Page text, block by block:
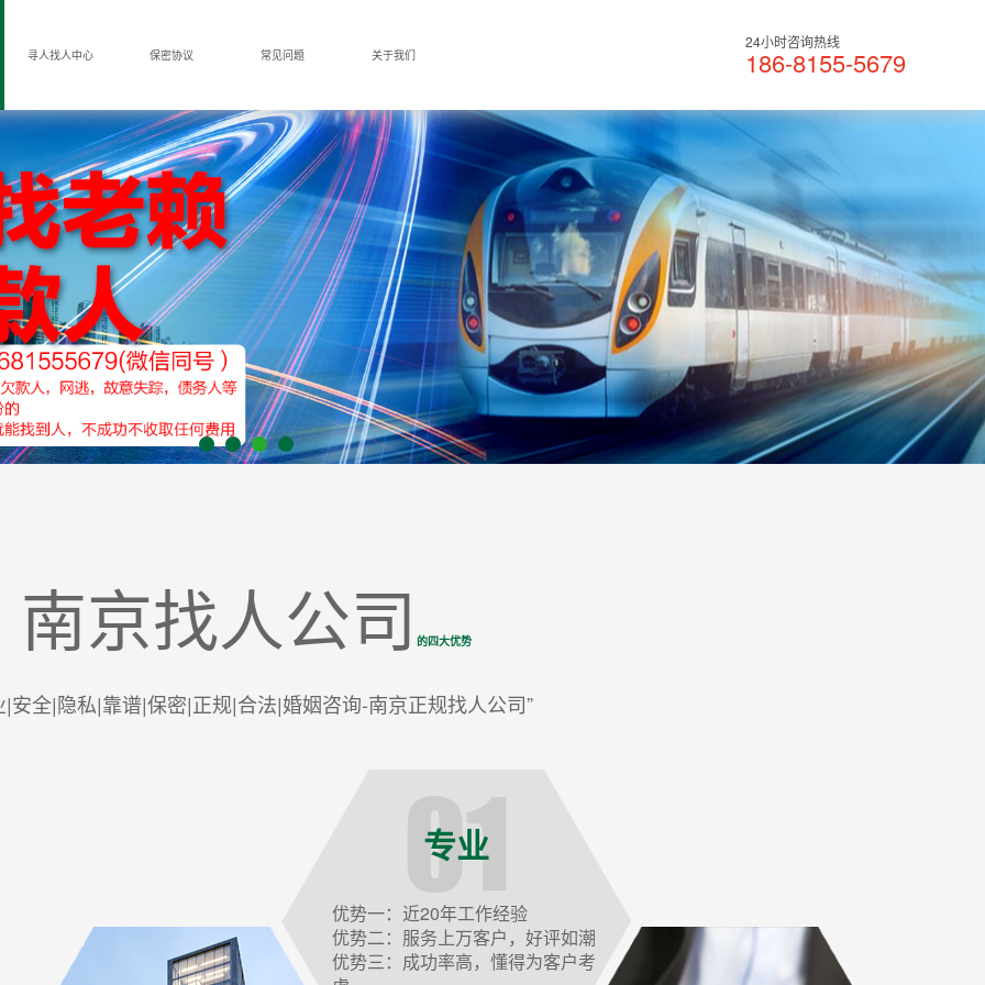
寻人找人中心 保密协议 常见问题 关于我们
24小时咨询热线
186-8155-5679
南京找人公司 的四大优势
|安全|隐私|靠谱|保密|正规|合法|婚姻咨询-南京正规找人公司”
专业
优势一：近20年工作经验
优势二：服务上万客户，好评如潮
优势三：成功率高，懂得为客户考